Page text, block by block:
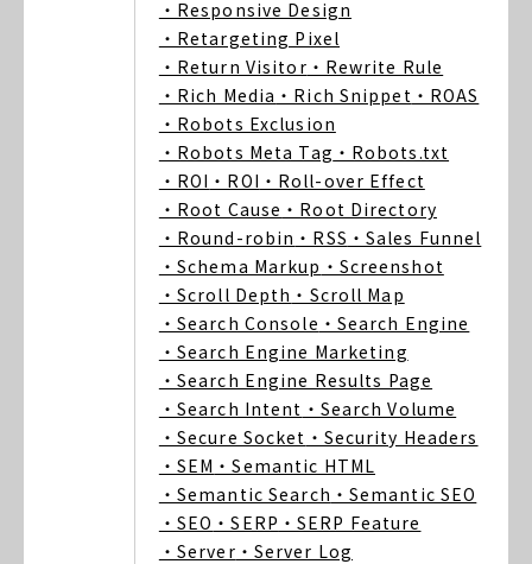
・Responsive Design
・Retargeting Pixel
・Return Visitor ・Rewrite Rule
・Rich Media ・Rich Snippet ・ROAS
・Robots Exclusion
・Robots Meta Tag ・Robots.txt
・ROI ・ROI ・Roll-over Effect
・Root Cause ・Root Directory
・Round-robin ・RSS ・Sales Funnel
・Schema Markup ・Screenshot
・Scroll Depth ・Scroll Map
・Search Console ・Search Engine
・Search Engine Marketing
・Search Engine Results Page
・Search Intent ・Search Volume
・Secure Socket ・Security Headers
・SEM ・Semantic HTML
・Semantic Search ・Semantic SEO
・SEO ・SERP ・SERP Feature
・Server ・Server Log